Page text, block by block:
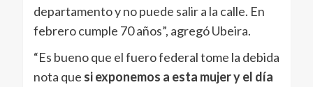
departamento y no puede salir a la calle. En
febrero cumple 70 años”, agregó Ubeira.
“Es bueno que el fuero federal tome la debida
nota que si exponemos a esta mujer y el día